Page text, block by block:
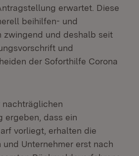
erwartet. Diese
beihilfen- und
zwingend und deshalb seit
und
der Soforthilfe Corona
ergeben, dass ein
vorliegt, erhalten die
und Unternehmer erst nach